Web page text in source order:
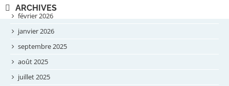
ARCHIVES
février 2026
janvier 2026
septembre 2025
août 2025
juillet 2025